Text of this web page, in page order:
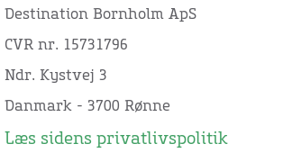
Destination Bornholm ApS
CVR nr. 15731796
Ndr. Kystvej 3
Danmark - 3700 Rønne
Læs sidens privatlivspolitik